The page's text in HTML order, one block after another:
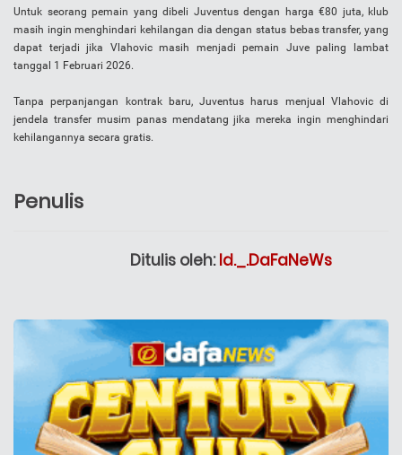
Untuk seorang pemain yang dibeli Juventus dengan harga €80 juta, klub
masih ingin menghindari kehilangan dia dengan status bebas transfer, yang
dapat terjadi jika Vlahovic masih menjadi pemain Juve paling lambat
tanggal 1 Februari 2026.
Tanpa perpanjangan kontrak baru, Juventus harus menjual Vlahovic di
jendela transfer musim panas mendatang jika mereka ingin menghindari
kehilangannya secara gratis.
Penulis
Ditulis oleh:Id._.DaFaNeWs